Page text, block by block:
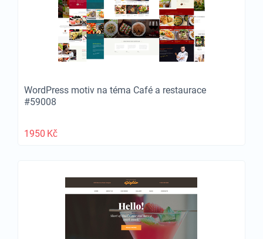
WordPress motiv na téma Café a restaurace
#59008
1950 Kč